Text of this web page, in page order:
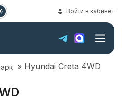
Войти в кабинет
» Hyundai Creta 4WD